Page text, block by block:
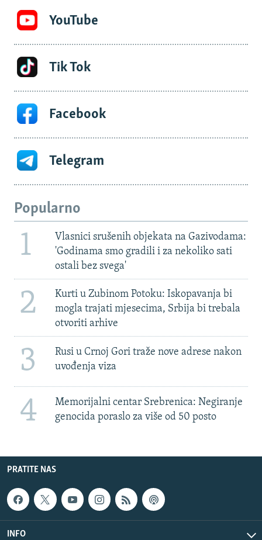
YouTube
Tik Tok
Facebook
Telegram
Popularno
1
Vlasnici srušenih objekata na Gazivodama:
'Godinama smo gradili i za nekoliko sati
ostali bez svega'
2
Kurti u Zubinom Potoku: Iskopavanja bi
mogla trajati mjesecima, Srbija bi trebala
otvoriti arhive
3
Rusi u Crnoj Gori traže nove adrese nakon
uvođenja viza
4
Memorijalni centar Srebrenica: Negiranje
genocida poraslo za više od 50 posto
PRATITE NAS
INFO